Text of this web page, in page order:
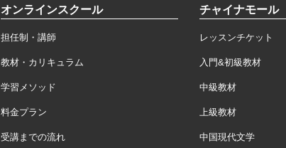
オンラインスクール
担任制・講師
教材・カリキュラム
学習メソッド
料金プラン
受講までの流れ
チャイナモール
レッスンチケット
入門&初級教材
中級教材
上級教材
中国現代文学